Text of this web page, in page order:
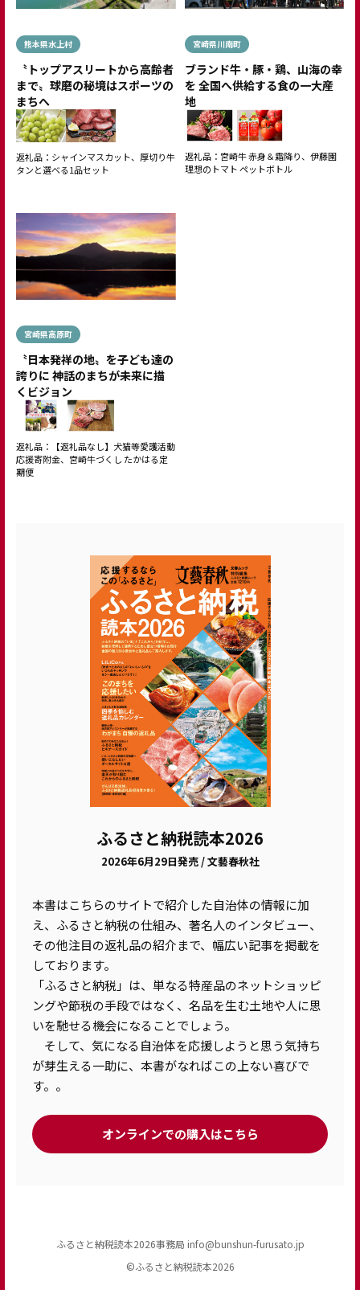
熊本県水上村
〝トップアスリートから高齢者
まで〟球磨の秘境はスポーツの
まちへ
返礼品：シャインマスカット、厚切り牛
タンと選べる1品セット
宮崎県川南町
ブランド牛・豚・鶏、山海の幸
を 全国へ供給する食の一大産
地
返礼品：宮崎牛 赤身＆霜降り、伊藤園
理想のトマト ペットボトル
宮崎県高原町
〝日本発祥の地〟を子ども達の
誇りに 神話のまちが未来に描
くビジョン
返礼品：【返礼品なし】犬猫等愛護活動
応援寄附金、宮崎牛づくし たかはる定
期便
ふるさと納税読本2026
2026年6月29日発売 / 文藝春秋社
本書はこちらのサイトで紹介した自治体の情報に加
え、ふるさと納税の仕組み、著名人のインタビュー、
その他注目の返礼品の紹介まで、幅広い記事を掲載を
しております。
「ふるさと納税」は、単なる特産品のネットショッピ
ングや節税の手段ではなく、名品を生む土地や人に思
いを馳せる機会になることでしょう。
そして、気になる自治体を応援しようと思う気持ち
が芽生える一助に、本書がなればこの上ない喜びで
す。。
オンラインでの購入はこちら
ふるさと納税読本2026事務局 info@bunshun-furusato.jp
©︎ふるさと納税読本2026